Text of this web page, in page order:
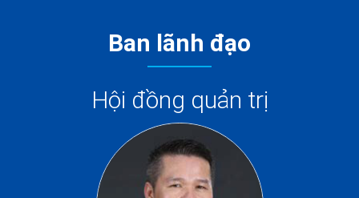
Ban lãnh đạo
Hội đồng quản trị